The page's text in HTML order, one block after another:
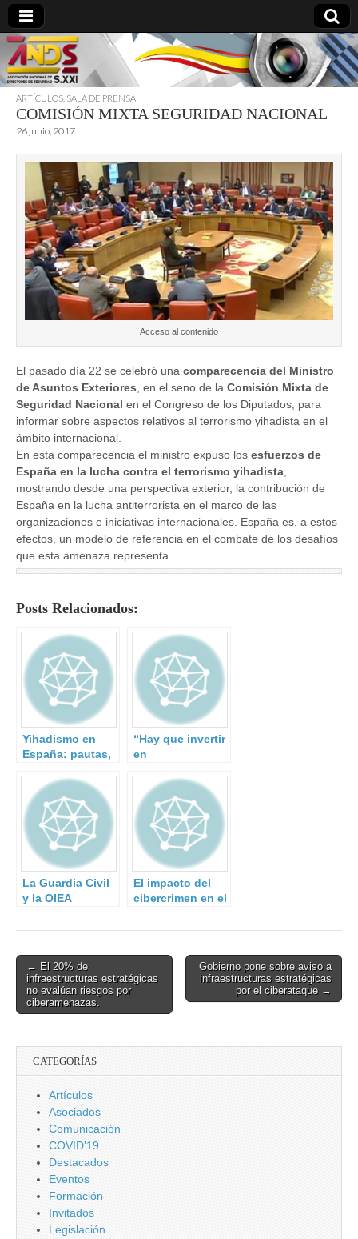
directoresdeseguridad.es
ARTÍCULOS SALA DE PRENSA
COMISIÓN MIXTA SEGURIDAD NACIONAL
26 junio, 2017
Acceso al contenido
El pasado día 22 se celebró una comparecencia del Ministro
de Asuntos Exteriores , en el seno de la Comisión Mixta de
Seguridad Nacional en el Congreso de los Diputados, para
informar sobre aspectos relativos al terrorismo yihadista en el
ámbito internacional.
En esta comparecencia el ministro expuso los esfuerzos de
España en la lucha contra el terrorismo yihadista
mostrando desde una perspectiva exterior, la contribución de
España en la lucha antiterrorista en el marco de las
organizaciones e iniciativas internacionales. España es, a estos
efectos, un modelo de referencia en el combate de los desafíos
que esta amenaza representa.
Posts Relacionados:
Yihadismo en
España: pautas,
continuidad
desde el 11-M.
“Hay que invertir
en
mismo que se
invierte en
seguridad física”
La Guardia Civil
y la OIEA
lucha contra el
material nuclear
y radiológico
El impacto del
cibercrimen en el
[Infografía]
Post
navigation
← El 20% de
infraestructuras estratégicas
no evalúan riesgos por
ciberamenazas.
Gobierno pone sobre aviso a
infraestructuras estratégicas
por el ciberataque →
CATEGORÍAS
Artículos
Asociados
Comunicación
COVID'19
Destacados
Eventos
Formación
Invitados
Legislación